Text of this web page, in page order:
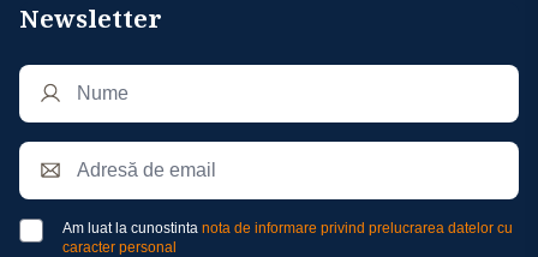
Newsletter
Am luat la cunostinta nota de informare privind prelucrarea datelor cu
caracter personal